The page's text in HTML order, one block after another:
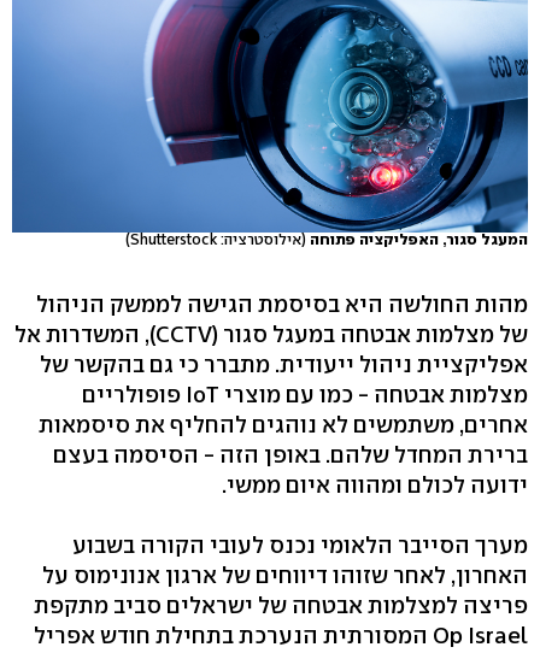
המעגל סגור, האפליקציה פתוחה (אילוסטרציה: Shutterstock)
מהות החולשה היא בסיסמת הגישה לממשק הניהול
של מצלמות אבטחה במעגל סגור (CCTV), המשדרות אל
אפליקציית ניהול ייעודית. מתברר כי גם בהקשר של
מצלמות אבטחה - כמו עם מוצרי IoT פופולריים
אחרים, משתמשים לא נוהגים להחליף את סיסמאות
ברירת המחדל שלהם. באופן הזה - הסיסמה בעצם
ידועה לכולם ומהווה איום ממשי.
מערך הסייבר הלאומי נכנס לעובי הקורה בשבוע
האחרון, לאחר שזוהו דיווחים של ארגון אנונימוס על
פריצה למצלמות אבטחה של ישראלים סביב מתקפת
Op Israel המסורתית הנערכת בתחילת חודש אפריל